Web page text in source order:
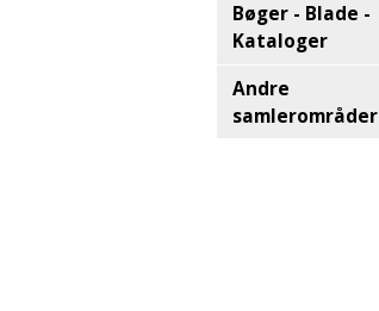
Bøger - Blade -
Kataloger
Andre
samlerområder